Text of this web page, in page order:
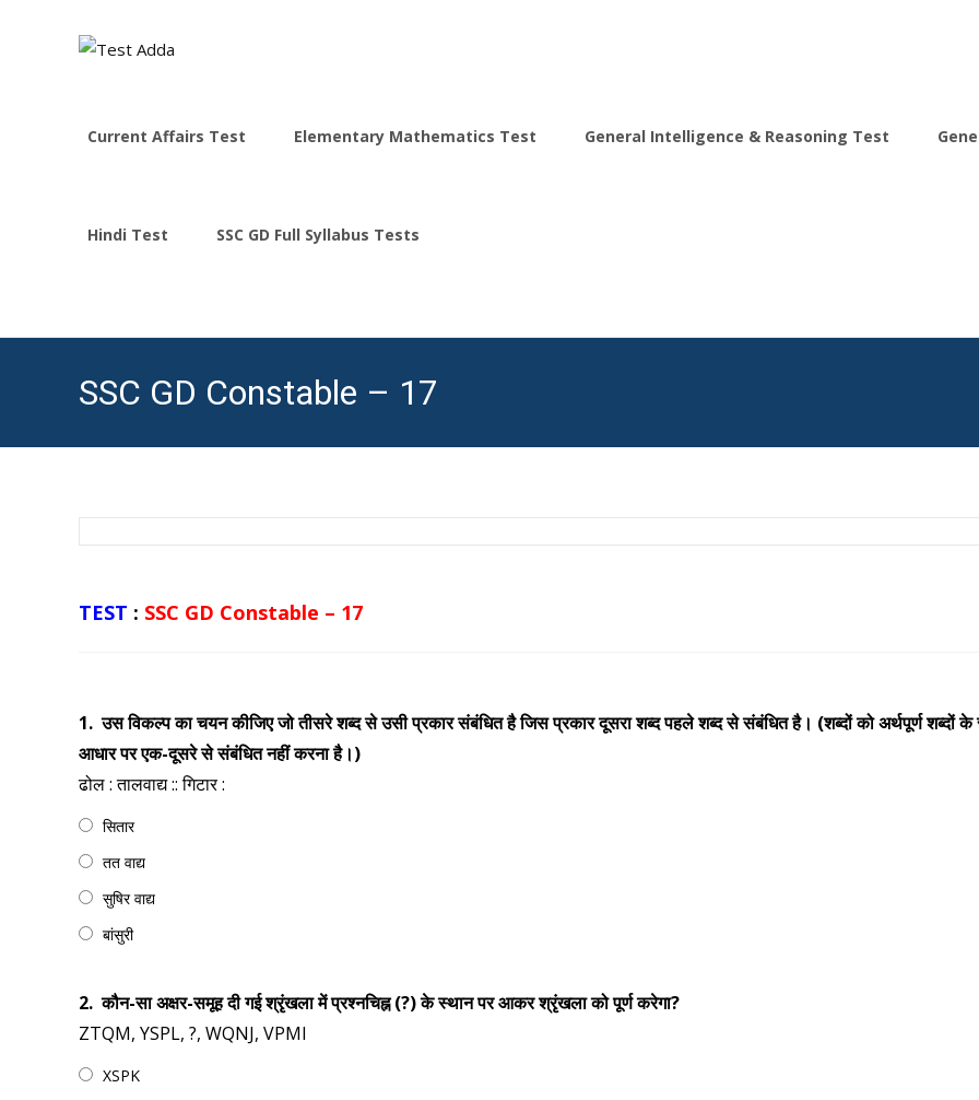
Current Affairs Test Elementary Mathematics Test General Intelligence & Reasoning Test
Hindi Test SSC GD Full Syllabus Tests
SSC GD Constable – 17
TEST : SSC GD Constable – 17
1. उस विकल्प का चयन कीजिए जो तीसरे शब्द से उसी प्रकार संबंधित है जिस प्रकार दूसरा शब्द पहले शब्द से संबंधित है। (शब्दों को अर्थपूर्ण शब्दों
आधार पर एक-दूसरे से संबंधित नहीं करना है।)
ढोल : तालवाद्य :: गिटार :
सितार
तत वाद्य
सुषिर वाद्य
बांसुरी
2. कौन-सा अक्षर-समूह दी गई श्रृंखला में प्रश्नचिह्न (?) के स्थान पर आकर श्रृंखला को पूर्ण करेगा?
ZTQM, YSPL, ?, WQNJ, VPMI
XSPK